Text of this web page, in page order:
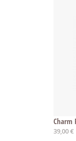
Charm
39,00 €